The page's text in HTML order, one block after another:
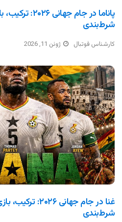
پاناما در جام
شرط‌بندی
کارشناس فوتبال ژوئن 11, 2026
غنا در جام جهانی
شرط‌بندی